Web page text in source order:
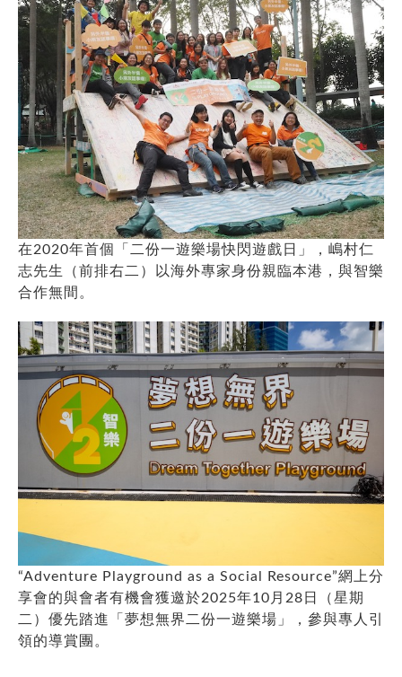
在2020年首個「二份一遊樂場快閃遊戲日」，嶋村仁
志先生（前排右二）以海外專家身份親臨本港，與智樂
合作無間。
“Adventure Playground as a Social Resource”網上分
享會的與會者有機會獲邀於2025年10月28日（星期
二）優先踏進「夢想無界二份一遊樂場」，參與專人引
領的導賞團。